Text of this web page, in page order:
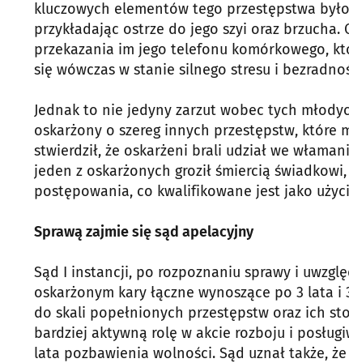
kluczowych elementów tego przestępstwa
przykładając ostrze do jego szyi oraz
przekazania im jego telefonu komórkowego,
się wówczas w stanie silnego stresu i
Jednak to nie jedyny zarzut wobec tych
oskarżony o szereg innych przestępstw, które
stwierdził, że oskarżeni brali udział we
jeden z oskarżonych groził śmiercią
postępowania, co kwalifikowane jest jako
Sprawą zajmie się sąd apelacyjny
Sąd I instancji, po rozpoznaniu sprawy i
oskarżonym kary łączne wynoszące po 3 lata
do skali popełnionych przestępstw oraz ich
bardziej aktywną rolę w akcie rozboju i
lata pozbawienia wolności. Sąd uznał także,